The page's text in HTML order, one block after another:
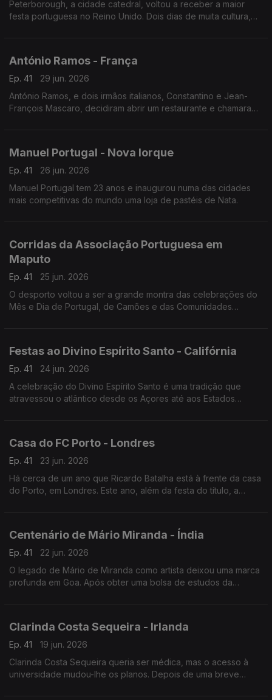
Peterborough, a cidade catedral, voltou a receber a maior
festa portuguesa no Reino Unido. Dois dias de muita cultura,
António Ramos - França
Ep. 41
29 jun. 2026
António Ramos, e dois irmãos italianos, Constantino e Jean-
François Mascaro, decidiram abrir um restaurante e chamaram-
Manuel Portugal - Nova Iorque
Ep. 41
26 jun. 2026
Manuel Portugal tem 23 anos e inaugurou numa das cidades
mais competitivas do mundo uma loja de pastéis de Nata.
Corridas da Associação Portuguesa em
Maputo
Ep. 41
25 jun. 2026
O desporto voltou a ser a grande montra das celebrações do
Mês e Dia de Portugal, de Camões e das Comunidades
Festas ao Divino Espírito Santo - Califórnia
Ep. 41
24 jun. 2026
A celebração do Divino Espírito Santo é uma tradição que
atravessou o atlântico desde os Açores até aos Estados
Casa do FC Porto - Londres
Ep. 41
23 jun. 2026
Há cerca de um ano que Ricardo Batalha está à frente da casa
do Porto, em Londres. Este ano, além da festa do título, a
Centenário de Mário Miranda - Índia
Ep. 41
22 jun. 2026
O legado de Mário de Miranda como artista deixou uma marca
profunda em Goa. Após obter uma bolsa de estudos da
Clarinda Costa Sequeira - Irlanda
Ep. 41
19 jun. 2026
Clarinda Costa Sequeira queria ser médica, mas o acesso à
universidade mudou-lhe os planos. Depois de uma breve